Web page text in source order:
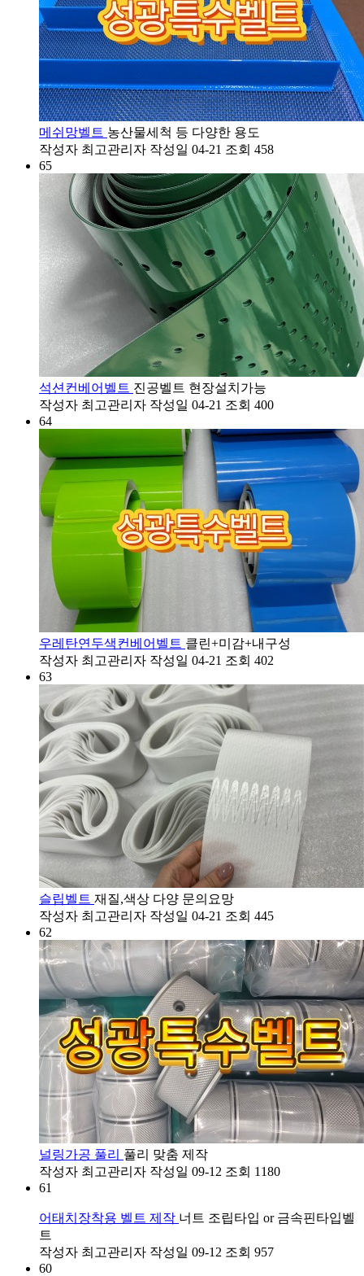
메쉬망벨트 농산물세척 등 다양한 용도
작성자 최고관리자 작성일 04-21 조회 458
65
석션컨베어벨트 진공벨트 현장설치가능
작성자 최고관리자 작성일 04-21 조회 400
64
우레탄연두색컨베어벨트 클린+미감+내구성
작성자 최고관리자 작성일 04-21 조회 402
63
슬립벨트 재질,색상 다양 문의요망
작성자 최고관리자 작성일 04-21 조회 445
62
널링가공 풀리 풀리 맞춤 제작
작성자 최고관리자 작성일 09-12 조회 1180
61
어태치장착용 벨트 제작 너트 조립타입 or 금속핀타입벨
트
작성자 최고관리자 작성일 09-12 조회 957
60